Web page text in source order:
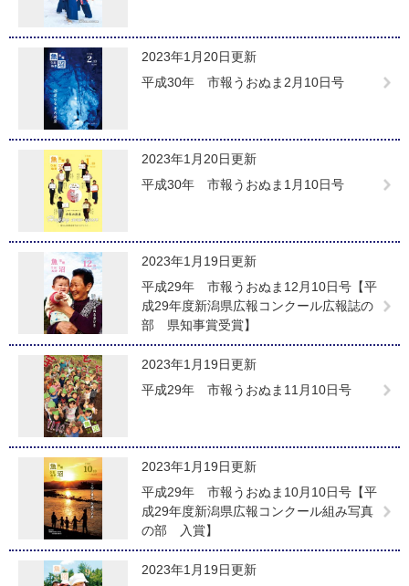
2023年1月20日更新
平成30年 市報うおぬま2月10日号
2023年1月20日更新
平成30年 市報うおぬま1月10日号
2023年1月19日更新
平成29年 市報うおぬま12月10日号【平
成29年度新潟県広報コンクール広報誌の
部 県知事賞受賞】
2023年1月19日更新
平成29年 市報うおぬま11月10日号
2023年1月19日更新
平成29年 市報うおぬま10月10日号【平
成29年度新潟県広報コンクール組み写真
の部 入賞】
2023年1月19日更新